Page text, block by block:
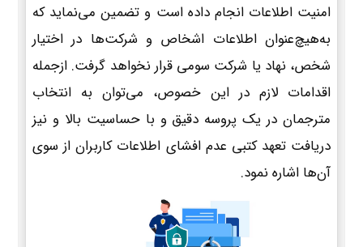
امنیت اطلاعات انجام داده است و تضمین می‌نماید که
به‌هیچ‌عنوان اطلاعات اشخاص و شرکت‌ها در اختیار
شخص، نهاد یا شرکت سومی قرار نخواهد گرفت. ازجمله
اقدامات لازم در این خصوص، می‌توان به انتخاب
مترجمان در یک پروسه دقیق و با حساسیت بالا و نیز
دریافت تعهد کتبی عدم افشای اطلاعات کاربران از سوی
آن‌ها اشاره نمود.